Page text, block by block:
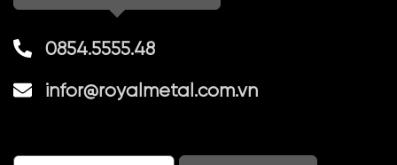
0854.5555.48
infor@royalmetal.com.vn